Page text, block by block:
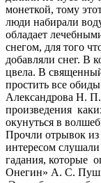
монеткой, тому
люди набирали
обладает
снегом, для того
добавляли снег. В
цвела. В
простить все
Александрова Н.
произведения
окунуться в
Прочли отрывок из
интересом слушали
гадания, которые
Онегин» А. С.